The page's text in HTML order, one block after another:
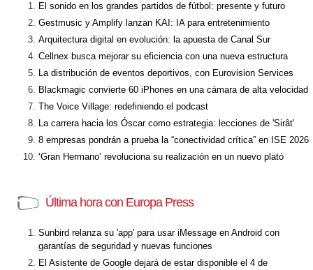
El sonido en los grandes partidos de fútbol: presente y futuro
Gestmusic y Amplify lanzan KAI: IA para entretenimiento
Arquitectura digital en evolución: la apuesta de Canal Sur
Cellnex busca mejorar su eficiencia con una nueva estructura
La distribución de eventos deportivos, con Eurovision Services
Blackmagic convierte 60 iPhones en una cámara de alta velocidad
The Voice Village: redefiniendo el podcast
La carrera hacia los Óscar como estrategia: lecciones de 'Sirât'
8 empresas pondrán a prueba la “conectividad crítica” en ISE 2026
‘Gran Hermano’ revoluciona su realización en un nuevo plató
Última hora con Europa Press
Sunbird relanza su 'app' para usar iMessage en Android con
garantías de seguridad y nuevas funciones
El Asistente de Google dejará de estar disponible el 4 de